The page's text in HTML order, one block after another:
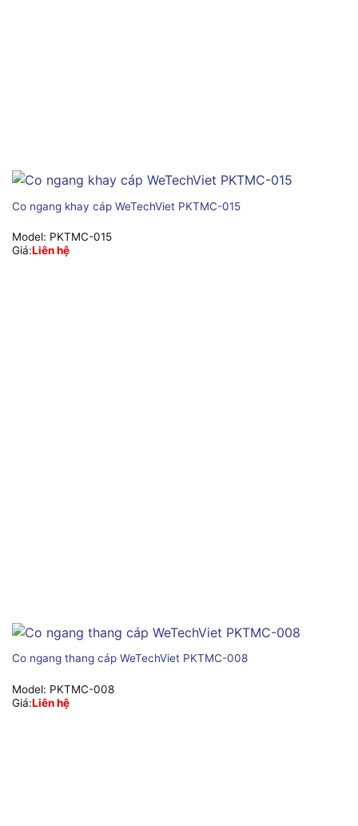
Co ngang khay cáp WeTechViet PKTMC-015
Model: PKTMC-015
Giá:Liên hệ
Co ngang thang cáp WeTechViet PKTMC-008
Model: PKTMC-008
Giá:Liên hệ